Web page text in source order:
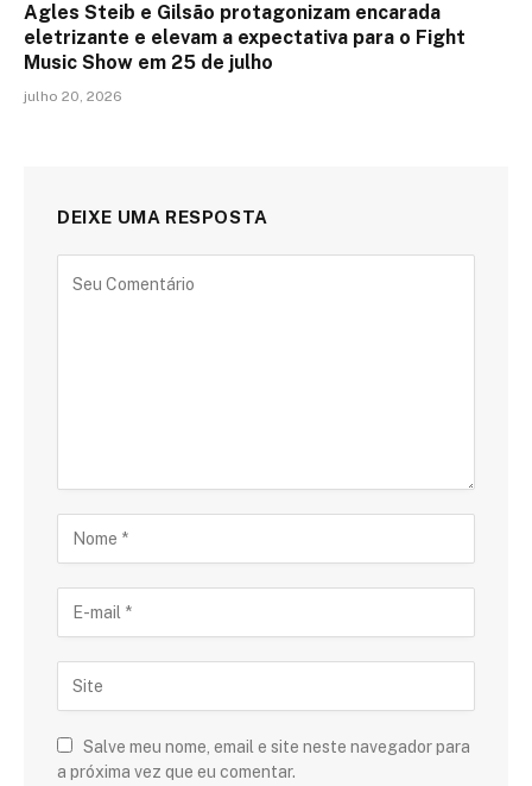
Agles Steib e Gilsão protagonizam encarada
eletrizante e elevam a expectativa para o Fight
Music Show em 25 de julho
julho 20, 2026
DEIXE UMA RESPOSTA
Salve meu nome, email e site neste navegador para
a próxima vez que eu comentar.